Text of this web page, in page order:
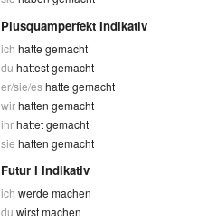
Plusquamperfekt Indikativ
ich hatte gemacht
du hattest gemacht
er/sie/eshatte gemacht
wirhatten gemacht
ihrhattet gemacht
sie hatten gemacht
Futur I Indikativ
ich werde machen
du wirst machen